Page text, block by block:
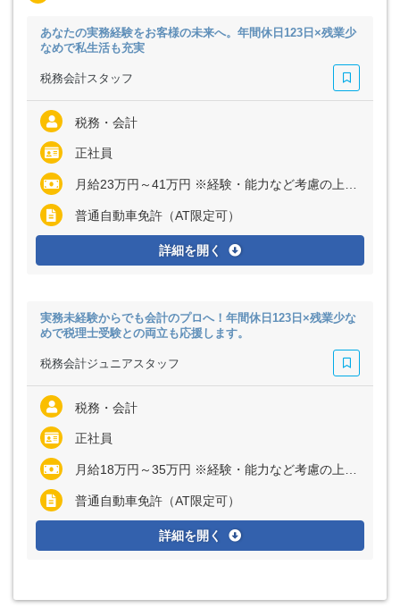
あなたの実務経験をお客様の未来へ。年間休日123日×残業少
なめで私生活も充実
税務会計スタッフ
税務・会計
正社員
月給23万円～41万円 ※経験・能力など考慮の上、決定いたします ※残業代は全額支給
普通自動車免許（AT限定可）
詳細を開く
実務未経験からでも会計のプロへ！年間休日123日×残業少な
めで税理士受験との両立も応援します。
税務会計ジュニアスタッフ
税務・会計
正社員
月給18万円～35万円 ※経験・能力など考慮の上、決定いたします ※残業代は全額支給
普通自動車免許（AT限定可）
詳細を開く